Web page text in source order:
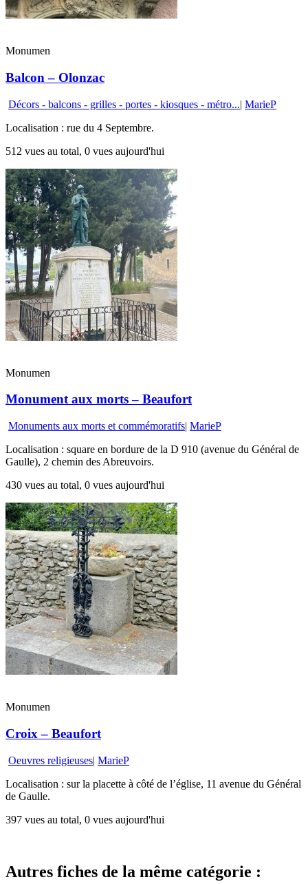
Monumen
Balcon – Olonzac
Décors - balcons - grilles - portes - kiosques - métro...| MarieP
Localisation : rue du 4 Septembre.
512 vues au total, 0 vues aujourd'hui
Monumen
Monument aux morts – Beaufort
Monuments aux morts et commémoratifs| MarieP
Localisation : square en bordure de la D 910 (avenue du Général de
Gaulle), 2 chemin des Abreuvoirs.
430 vues au total, 0 vues aujourd'hui
Monumen
Croix – Beaufort
Oeuvres religieuses| MarieP
Localisation : sur la placette à côté de l’église, 11 avenue du Général
de Gaulle.
397 vues au total, 0 vues aujourd'hui
Autres fiches de la même catégorie :